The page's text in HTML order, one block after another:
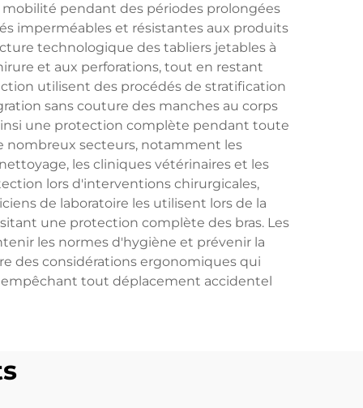
pendant des périodes prolongées
imperméables et résistantes aux produits
technologique des tabliers jetables à
et aux perforations, tout en restant
utilisent des procédés de stratification
sans couture des manches au corps
une protection complète pendant toute
nombreux secteurs, notamment les
les cliniques vétérinaires et les
lors d'interventions chirurgicales,
de laboratoire les utilisent lors de la
une protection complète des bras. Les
les normes d'hygiène et prévenir la
des considérations ergonomiques qui
tout déplacement accidentel